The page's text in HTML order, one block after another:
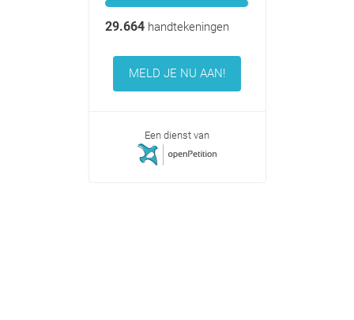
29.664handtekeningen
MELD JE NU AAN!
Een dienst van